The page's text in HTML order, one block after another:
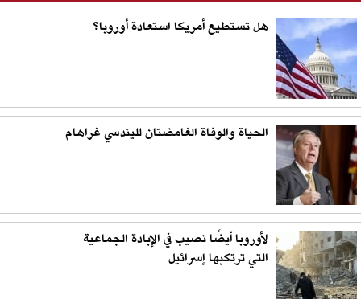
هل تستطيع أمريكا استعادة أوروبا؟
الحياة والوفاة الغامضتان لليندسي غراهام
لأوروبا أيضًا نصيب في الإبادة الجماعية
التي ترتكبها إسرائيل